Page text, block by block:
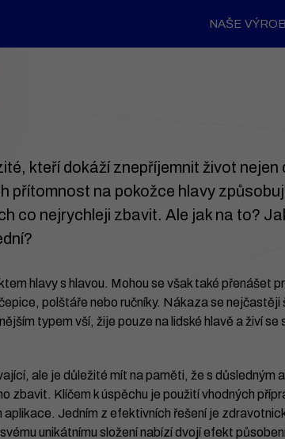
NAŠE
kteří dokáží znepříjemnit život nejen
přítomnost na pokožce hlavy
co nejrychleji zbavit. Ale jak na to?
hlavy s hlavou. Mohou se však také přenášet
polštáře nebo ručníky. Nákaza se nejčastěji
typem vší, žije pouze na lidské hlavě a živí se
ale je důležité mít na paměti, že s důsledným
zbavit. Klíčem k úspěchu je použití vhodných
Jedním z efektivních řešení je
unikátnímu složení nabízí dvojí efekt